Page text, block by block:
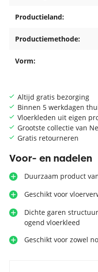
Altijd gratis bezorging
Binnen 5 werkdagen
Vloerkleden uit eigen
Grootste collectie van
Gratis retourneren
Voor- en nadelen
Duurzaam product
Geschikt voor
Dichte garen
ogend vloerkleed
Geschikt voor zowel
Productieland:
Productiemethode:
Vorm: